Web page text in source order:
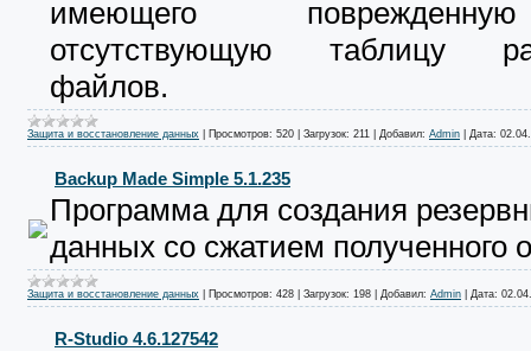
имеющего
отсутствующую таблицу
файлов.
Защита и восстановление данных Просмотров: 520 Загрузок: 211 Добавил: Admin Дата:
Backup Made Simple 5.1.235
Программа для создания
данных со сжатием полученного
Защита и восстановление данных Просмотров: 428 Загрузок: 198 Добавил: Admin Дата:
R-Studio 4.6.127542